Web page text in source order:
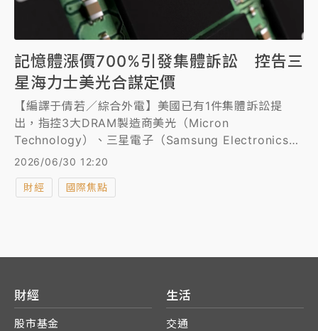
記憶體漲價700%引發集體訴訟 控告三
星海力士美光合謀定價
【編譯于倩若／綜合外電】美國已有1件集體訴訟提
出，指控3大DRAM製造商美光（Micron
Technology）、三星電子（Samsung Electronics）
及SK海力士（SK Hynix）涉嫌聯合定價，並人為製造
供應短缺，藉此維持電腦記憶體價格處於高檔。
2026/06/30 12:20
財經 國際焦點
財經
股市基金
生活
交通